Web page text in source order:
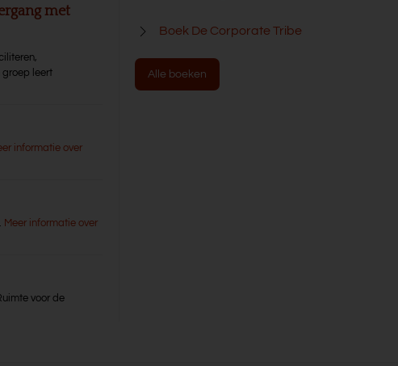
met
groep leert
informatie over
Meer informatie over
voor de
Boek De Corporate Tribe
Alle boeken